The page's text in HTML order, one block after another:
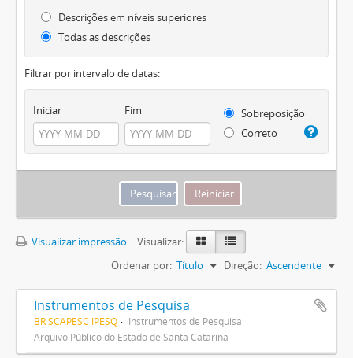
Descrições em níveis superiores
Todas as descrições
Filtrar por intervalo de datas:
Iniciar Fim
Sobreposição
Correto
Visualizar impressão
Visualizar:
Ordenar por: Título Direção: Ascendente
Instrumentos de Pesquisa
BR SCAPESC IPESQ
Instrumentos de Pesquisa
Arquivo Público do Estado de Santa Catarina